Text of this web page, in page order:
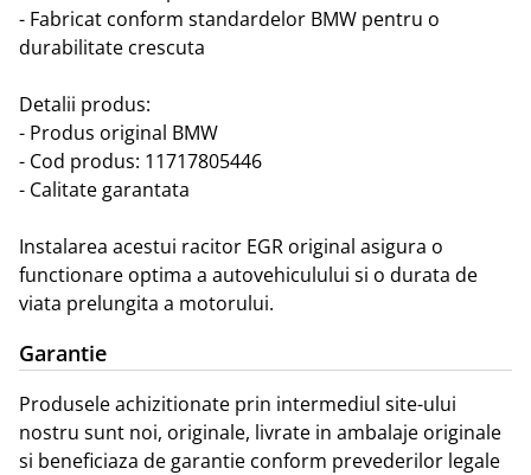
- Fabricat conform standardelor BMW pentru o
durabilitate crescuta
Detalii produs:
- Produs original BMW
- Cod produs: 11717805446
- Calitate garantata
Instalarea acestui racitor EGR original asigura o
functionare optima a autovehiculului si o durata de
viata prelungita a motorului.
Garantie
Produsele achizitionate prin intermediul site-ului
nostru sunt noi, originale, livrate in ambalaje originale
si beneficiaza de garantie conform prevederilor legale